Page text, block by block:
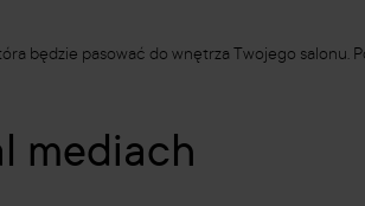
będzie pasować do wnętrza Twojego salonu.
mediach